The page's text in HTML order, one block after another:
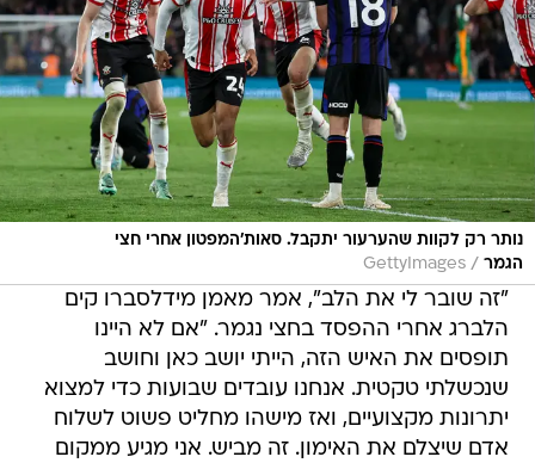
נותר רק לקוות שהערעור יתקבל. סאות'המפטון אחרי חצי
הגמר /
GettyImages
"זה שובר לי את הלב", אמר מאמן מידלסברו קים
הלברג אחרי ההפסד בחצי נגמר. "אם לא היינו
תופסים את האיש הזה, הייתי יושב כאן וחושב
שנכשלתי טקטית. אנחנו עובדים שבועות כדי למצוא
יתרונות מקצועיים, ואז מישהו מחליט פשוט לשלוח
אדם שיצלם את האימון. זה מביש. אני מגיע ממקום